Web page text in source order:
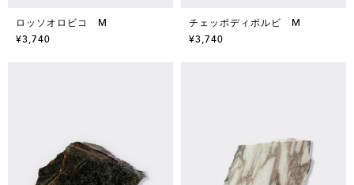
ロッソオロビコ M
¥3,740
チェッポディボルビ M
¥3,740